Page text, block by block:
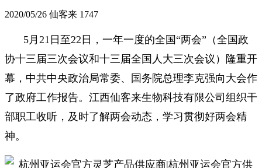
2020/05/26 仙客来 1747
5月21日至22日，一年一度的全国“两会”（全国政
协十三届三次会议和十三届全国人大三次会议）隆重开
幕，中共中央政治局常委、国务院总理李克强向大会作
了政府工作报告。江西仙客来生物科技有限公司组织干
部职工收听，及时了解两会动态，学习贯彻好两会精
神。